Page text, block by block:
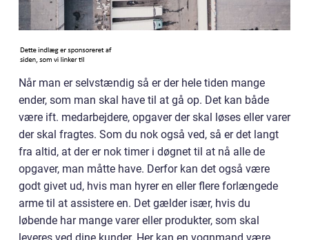
Når man er selvstændig så er der hele tiden mange
ender, som man skal have til at gå op. Det kan både
være ift. medarbejdere, opgaver der skal løses eller varer
der skal fragtes. Som du nok også ved, så er det langt
fra altid, at der er nok timer i døgnet til at nå alle de
opgaver, man måtte have. Derfor kan det også være
godt givet ud, hvis man hyrer en eller flere forlængede
arme til at assistere en. Det gælder især, hvis du
løbende har mange varer eller produkter, som skal